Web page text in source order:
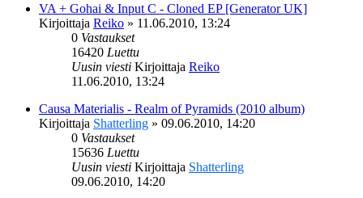
VA + Gohai & Input C - Cloned EP [Generator UK]
Kirjoittaja Reiko » 11.06.2010, 13:24
0 Vastaukset
16420 Luettu
Uusin viesti Kirjoittaja Reiko
11.06.2010, 13:24
Causa Materialis - Realm of Pyramids (2010 album)
Kirjoittaja Shatterling » 09.06.2010, 14:20
0 Vastaukset
15636 Luettu
Uusin viesti Kirjoittaja Shatterling
09.06.2010, 14:20